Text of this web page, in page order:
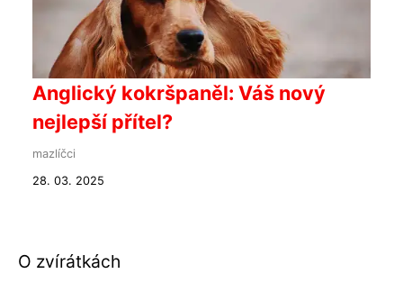
Anglický kokršpaněl: Váš nový
nejlepší přítel?
mazlíčci
28. 03. 2025
O zvírátkách